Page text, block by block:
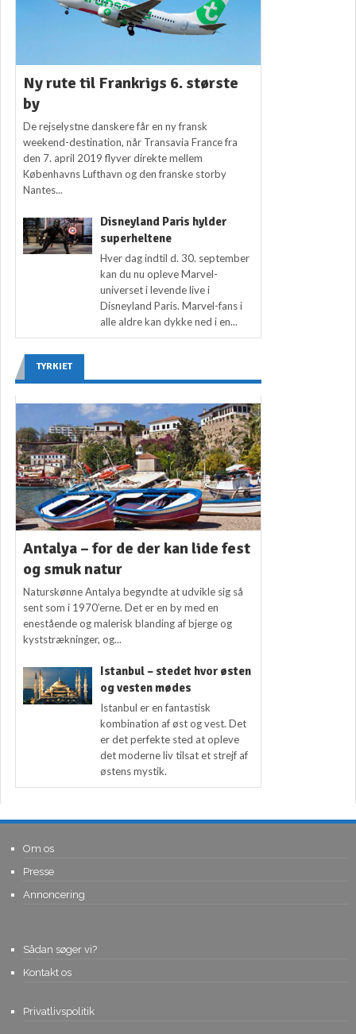
Ny rute til Frankrigs 6. største
by
De rejselystne danskere får en ny fransk
weekend-destination, når Transavia France fra
den 7. april 2019 flyver direkte mellem
Københavns Lufthavn og den franske storby
Nantes...
Disneyland Paris hylder
superheltene
Hver dag indtil d. 30. september
kan du nu opleve Marvel-
universet i levende live i
Disneyland Paris. Marvel-fans i
alle aldre kan dykke ned i en...
TYRKIET
Antalya – for de der kan lide fest
og smuk natur
Naturskønne Antalya begyndte at udvikle sig så
sent som i 1970’erne. Det er en by med en
enestående og malerisk blanding af bjerge og
kyststrækninger, og...
Istanbul – stedet hvor østen
og vesten mødes
Istanbul er en fantastisk
kombination af øst og vest. Det
er det perfekte sted at opleve
det moderne liv tilsat et strejf af
østens mystik.
Om os
Presse
Annoncering
Sådan søger vi?
Kontakt os
Privatlivspolitik